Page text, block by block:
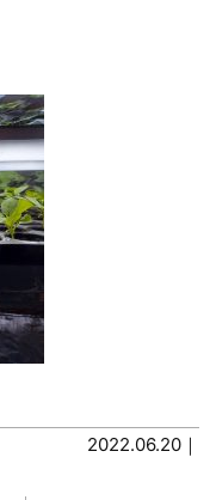
2022.06.20｜